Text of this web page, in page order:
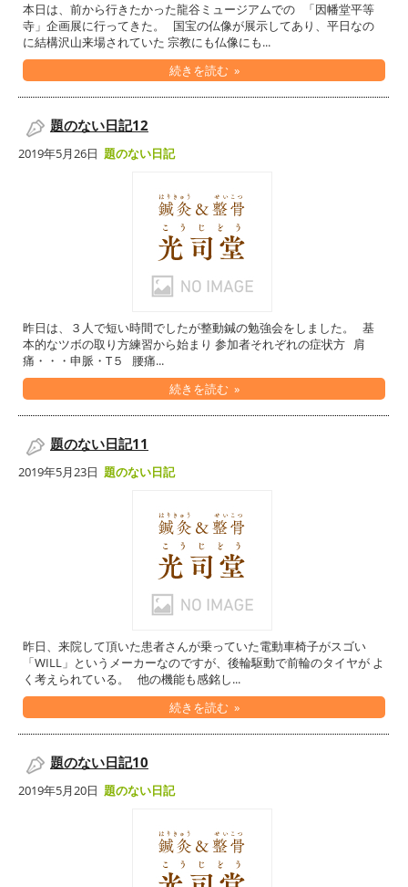
本日は、前から行きたかった龍谷ミュージアムでの 「因幡堂平等
寺」企画展に行ってきた。 国宝の仏像が展示してあり、平日なの
に結構沢山来場されていた 宗教にも仏像にも...
続きを読む »
題のない日記12
2019年5月26日 題のない日記
昨日は、３人で短い時間でしたが整動鍼の勉強会をしました。 基
本的なツボの取り方練習から始まり 参加者それぞれの症状方 肩
痛・・・申脈・T５ 腰痛...
続きを読む »
題のない日記11
2019年5月23日 題のない日記
昨日、来院して頂いた患者さんが乗っていた電動車椅子がスゴい
「WILL」というメーカーなのですが、後輪駆動で前輪のタイヤが よ
く考えられている。 他の機能も感銘し...
続きを読む »
題のない日記10
2019年5月20日 題のない日記